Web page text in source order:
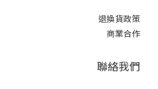
退換貨政策
商業合作
聯絡我們